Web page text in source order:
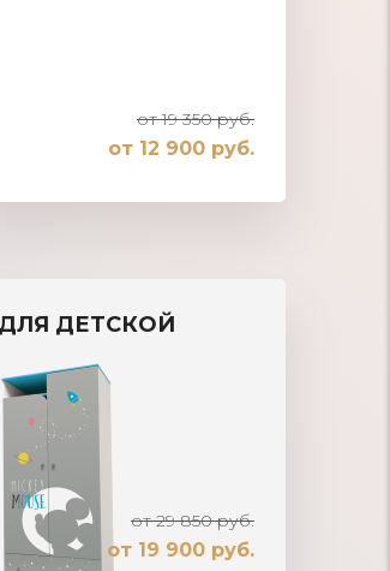
от 19 350 руб.
от 12 900 руб.
ДЛЯ ДЕТСКОЙ
от 29 850 руб.
от 19 900 руб.